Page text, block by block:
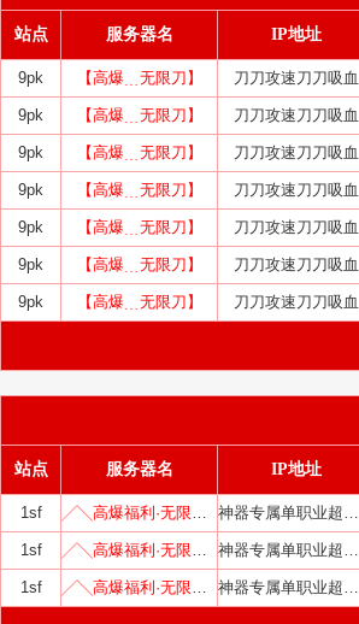
站点 服务器名 IP地址
9pk 【高爆﹍无限刀】 刀刀攻速刀刀吸血
9pk 【高爆﹍无限刀】 刀刀攻速刀刀吸血
9pk 【高爆﹍无限刀】 刀刀攻速刀刀吸血
9pk 【高爆﹍无限刀】 刀刀攻速刀刀吸血
9pk 【高爆﹍无限刀】 刀刀攻速刀刀吸血
9pk 【高爆﹍无限刀】 刀刀攻速刀刀吸血
9pk 【高爆﹍无限刀】 刀刀攻速刀刀吸血
站点 服务器名 IP地址
1sf ╱╲高爆福利·无限刀╱╲ 神器专属单职业超变中变迷失
1sf ╱╲高爆福利·无限刀╱╲ 神器专属单职业超变中变迷失
1sf ╱╲高爆福利·无限刀╱╲ 神器专属单职业超变中变迷失